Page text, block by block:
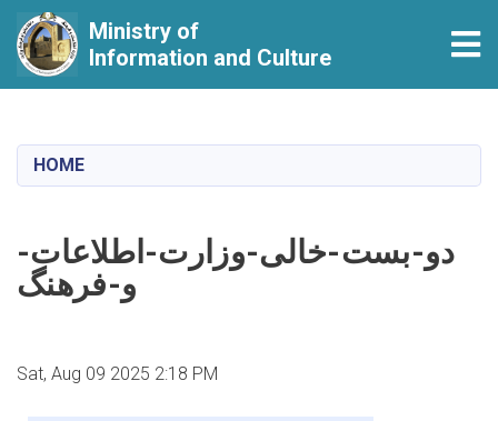
content
Ministry of
Information and Culture
HOME
دو-بست-خالی-وزارت-اطلاعات-
و-فرهنگ
Sat, Aug 09 2025 2:18 PM